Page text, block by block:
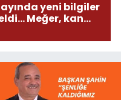
yeni bilgiler
Meğer, kan